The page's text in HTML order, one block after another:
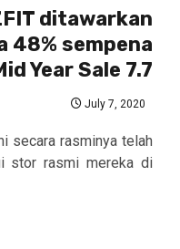
ditawarkan
48% sempena
Year Sale 7.7
July 7, 2020
secara rasminya telah
stor rasmi mereka di